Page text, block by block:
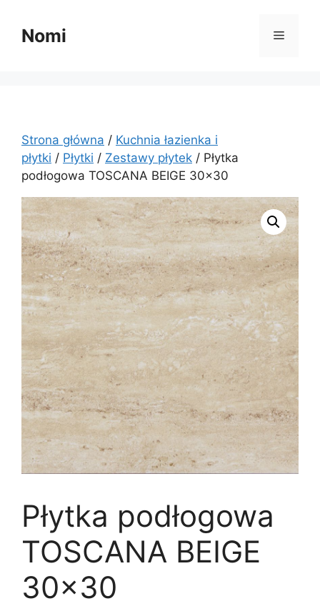
treściNomi Menu
Strona główna / Kuchnia łazienka i
płytki / Płytki / Zestawy płytek / Płytka
podłogowa TOSCANA BEIGE 30×30
Płytka podłogowa
TOSCANA BEIGE
30×30